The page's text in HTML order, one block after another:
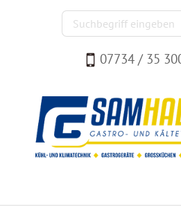
07734 / 35